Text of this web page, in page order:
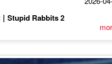
Stupid Rabbits 2